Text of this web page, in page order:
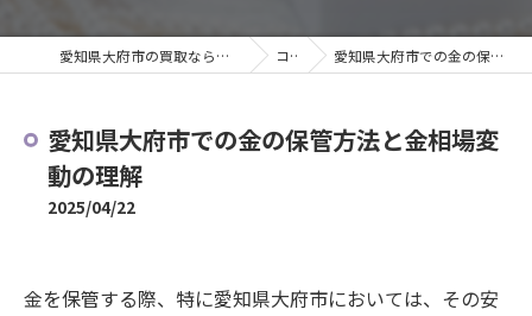
愛知県大府市の買取なら買取大吉 大府共栄町3丁目店 コラム 愛知県大府市での金の保管方法と金相場変動の理解
愛知県大府市での金の保管方法と金相場変
動の理解
2025/04/22
金を保管する際、特に愛知県大府市においては、その安